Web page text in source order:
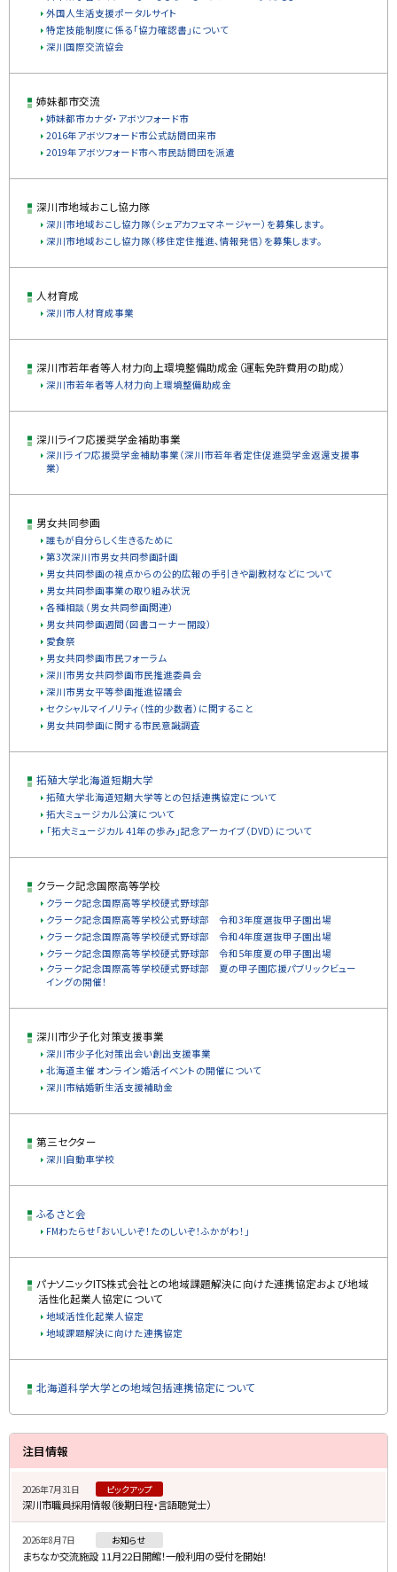
外国人生活支援ポータルサイト
特定技能制度に係る「協力確認書」について
深川国際交流協会
姉妹都市交流
姉妹都市カナダ・アボツフォード市
2016年アボツフォード市公式訪問団来市
2019年アボツフォード市へ市民訪問団を派遣
深川市地域おこし協力隊
深川市地域おこし協力隊（シェアカフェマネージャー）を募集します。
深川市地域おこし協力隊（移住定住推進、情報発信）を募集します。
人材育成
深川市人材育成事業
深川市若年者等人材力向上環境整備助成金（運転免許費用の助成）
深川市若年者等人材力向上環境整備助成金
深川ライフ応援奨学金補助事業
深川ライフ応援奨学金補助事業（深川市若年者定住促進奨学金返還支援事
業）
男女共同参画
誰もが自分らしく生きるために
第3次深川市男女共同参画計画
男女共同参画の視点からの公的広報の手引きや副教材などについて
男女共同参画事業の取り組み状況
各種相談（男女共同参画関連）
男女共同参画週間（図書コーナー開設）
愛食祭
男女共同参画市民フォーラム
深川市男女共同参画市民推進委員会
深川市男女平等参画推進協議会
セクシャルマイノリティ（性的少数者）に関すること
男女共同参画に関する市民意識調査
拓殖大学北海道短期大学
拓殖大学北海道短期大学等との包括連携協定について
拓大ミュージカル公演について
「拓大ミュージカル 41年の歩み」記念アーカイブ（DVD）について
クラーク記念国際高等学校
クラーク記念国際高等学校硬式野球部
クラーク記念国際高等学校公式野球部 令和3年度選抜甲子園出場
クラーク記念国際高等学校硬式野球部 令和4年度選抜甲子園出場
クラーク記念国際高等学校硬式野球部 令和5年度夏の甲子園出場
クラーク記念国際高等学校硬式野球部 夏の甲子園応援パブリックビュー
イングの開催！
深川市少子化対策支援事業
深川市少子化対策出会い創出支援事業
北海道主催 オンライン婚活イベントの開催について
深川市結婚新生活支援補助金
第三セクター
深川自動車学校
ふるさと会
FMわたらせ「おいしいぞ！たのしいぞ！ふかがわ！」
パナソニックITS株式会社との地域課題解決に向けた連携協定および地域
活性化起業人協定について
地域活性化起業人協定
地域課題解決に向けた連携協定
北海道科学大学との地域包括連携協定について
ッ
サ
イ
・
メ
注目情報
2026年7月31日 ピックアップ
深川市職員採用情報（後期日程・言語聴覚士）
2026年8月7日 お知らせ
まちなか交流施設 11月22日開館！一般利用の受付を開始！